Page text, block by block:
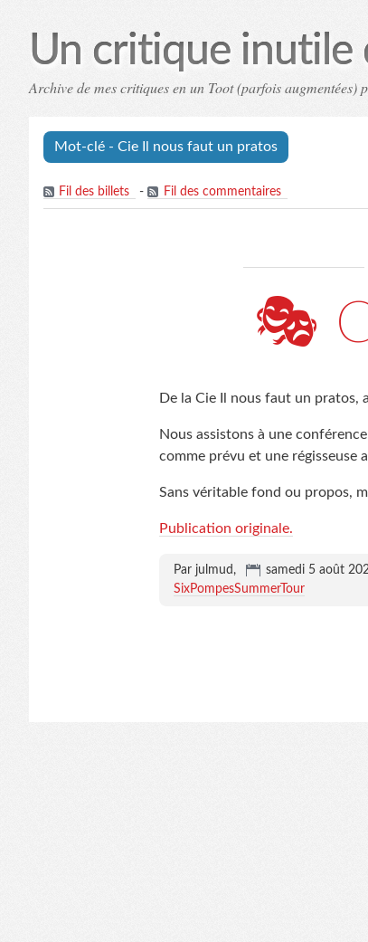
Un critique inutile
Archive de mes critiques en un Toot (parfois augmentées)
Mot-clé - Cie Il nous faut un pratos
Fil des billets - Fil des commentaires
🎭
De la Cie Il nous faut un pratos,
Nous assistons à une
comme prévu et une régisseuse
Sans véritable fond ou propos,
Publication originale.
Par julmud, samedi 5 août
SixPompesSummerTour